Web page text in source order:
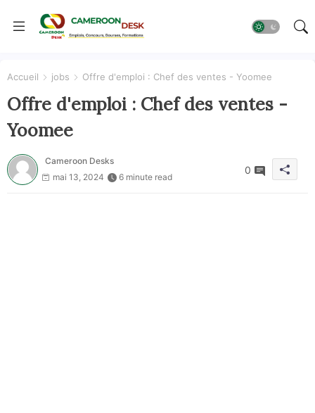
Accueil jobs Offre d'emploi : Chef des ventes - Yoomee
Offre d'emploi : Chef des ventes -
Yoomee
Cameroon Desks
mai 13, 2024
6 minute read
0